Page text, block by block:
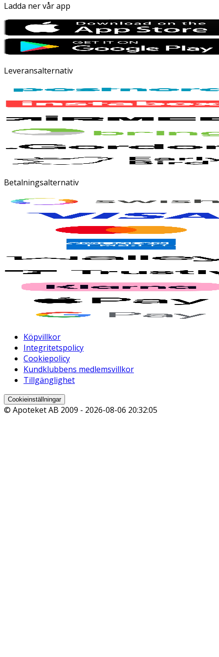
Ladda ner vår app
Leveransalternativ
Betalningsalternativ
Köpvillkor
Integritetspolicy
Cookiepolicy
Kundklubbens medlemsvillkor
Tillgänglighet
Cookieinställningar
© Apoteket AB 2009 - 2026-08-06 20:32:05